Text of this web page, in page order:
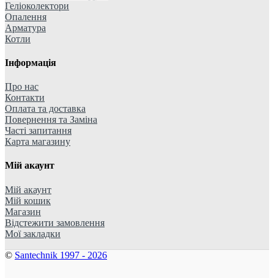
Геліоколектори
Опалення
Арматура
Котли
Інформація
Про нас
Контакти
Оплата та доставка
Повернення та Заміна
Часті запитання
Карта магазину
Мій акаунт
Мій акаунт
Мій кошик
Магазин
Відстежити замовлення
Мої закладки
© Santechnik 1997 - 2026